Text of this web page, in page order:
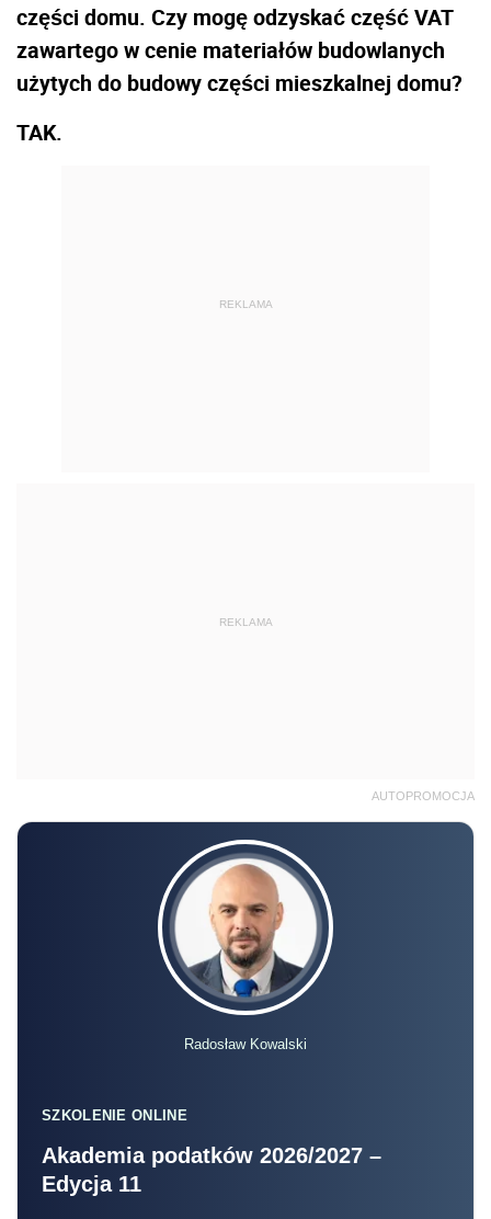
części domu. Czy mogę odzyskać część VAT
zawartego w cenie materiałów budowlanych
użytych do budowy części mieszkalnej domu?
TAK.
REKLAMA
REKLAMA
AUTOPROMOCJA
Radosław Kowalski
SZKOLENIE ONLINE
Akademia podatków 2026/2027 –
Edycja 11